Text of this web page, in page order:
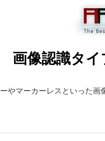
画像認識タ
やマーカーレスといった